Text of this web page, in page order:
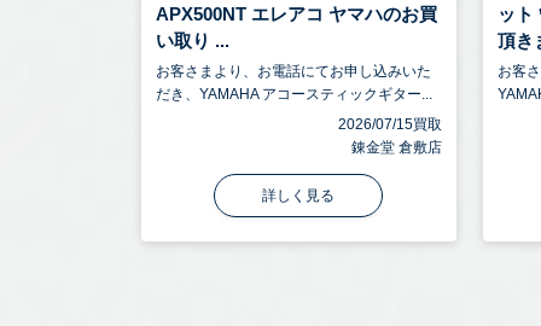
APX500NT エレアコ ヤマハのお買
い取り ...
お客さまより、お電話にてお申し込みいた
だき、YAMAHA アコースティックギター...
2026/07/15買取
錬金堂 倉敷店
詳しく見る
ット
頂き
お客